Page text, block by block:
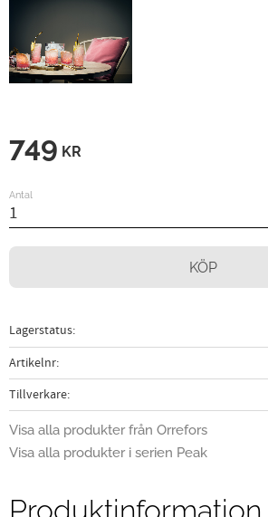
749 KR
Antal
KÖP
Lagerstatus
Artikelnr
Tillverkare
Visa alla produkter från Orrefors
Visa alla produkter i serien Peak
Produktinformation